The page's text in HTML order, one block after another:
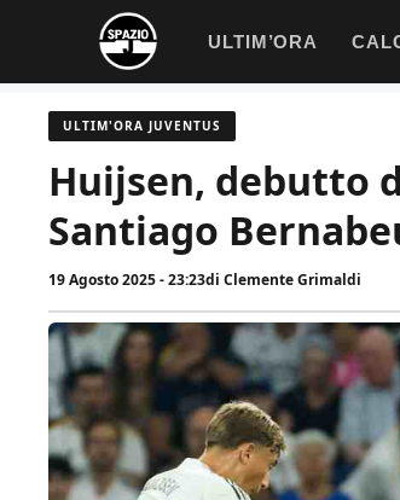
contenuto
ULTIM’ORA
ULTIM'ORA JUVENTUS
Huijsen, debutto
Santiago
19 Agosto 2025 - 23:23di Clemente Grimaldi